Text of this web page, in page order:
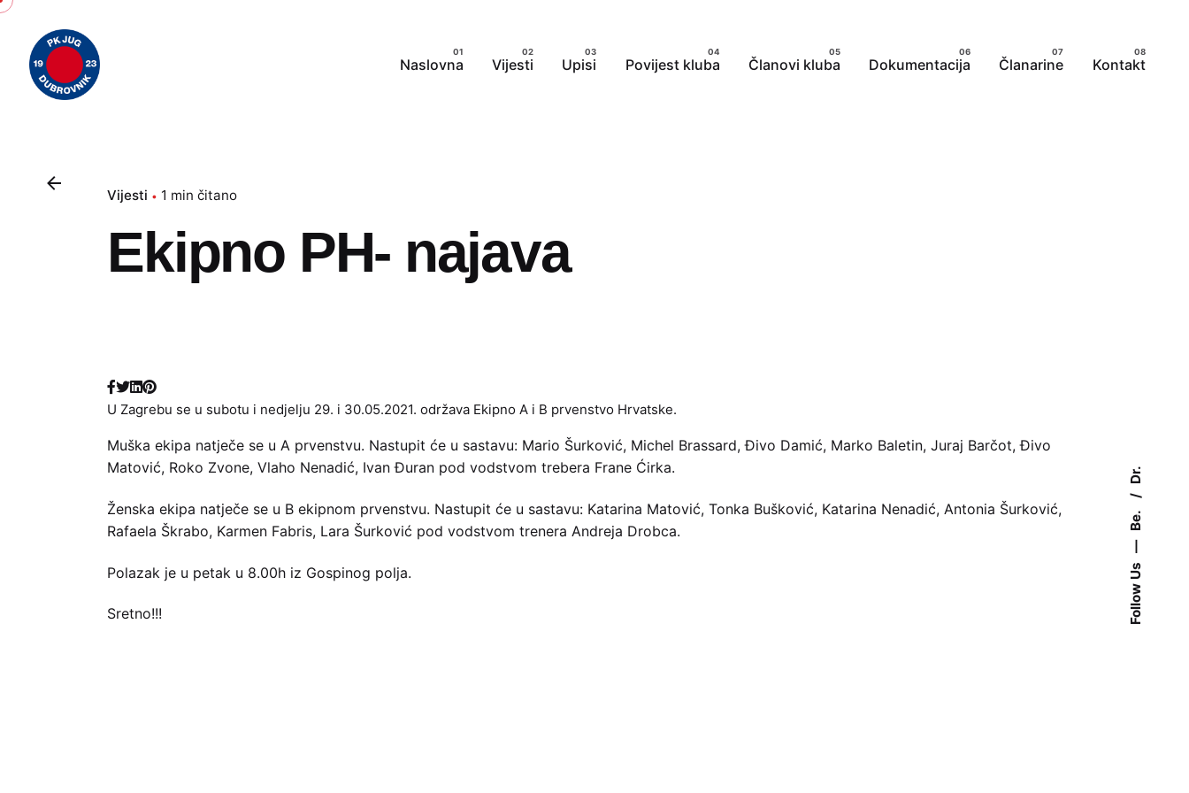
Follow Us
Be.
Dr.
Skip
content
Naslovna Vijesti Upisi Povijest kluba Članovi kluba Dokumentacija Članarine Kontakt
Vijesti 1 min čitano
Ekipno PH- najava
U Zagrebu se u subotu i nedjelju 29. i 30.05.2021. održava Ekipno A i B prvenstvo Hrvatske.
Muška ekipa natječe se u A prvenstvu. Nastupit će u sastavu: Mario Šurković, Michel Brassard, Đivo Damić, Marko Baletin, Juraj Barčot, Đivo
Matović, Roko Zvone, Vlaho Nenadić, Ivan Đuran pod vodstvom trebera Frane Ćirka.
Ženska ekipa natječe se u B ekipnom prvenstvu. Nastupit će u sastavu: Katarina Matović, Tonka Bušković, Katarina Nenadić, Antonia Šurković,
Rafaela Škrabo, Karmen Fabris, Lara Šurković pod vodstvom trenera Andreja Drobca.
Polazak je u petak u 8.00h iz Gospinog polja.
Sretno!!!